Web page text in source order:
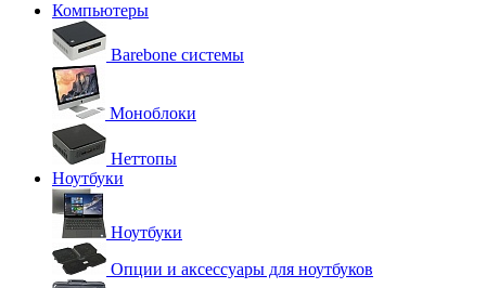
Компьютеры
Barebone системы
Моноблоки
Неттопы
Ноутбуки
Ноутбуки
Опции и аксессуары для ноутбуков